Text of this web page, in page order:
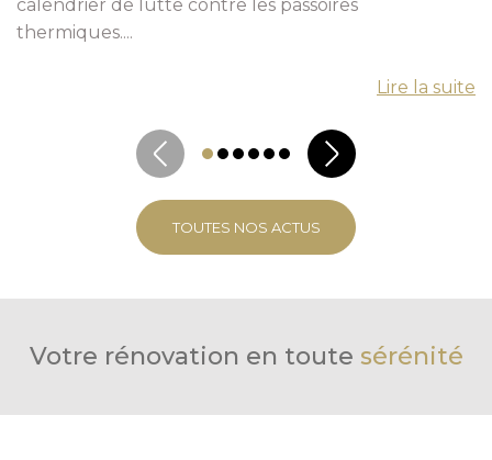
calendrier de lutte contre les passoires
thermiques....
Lire la suite
TOUTES NOS ACTUS
Votre rénovation en toute sérénité